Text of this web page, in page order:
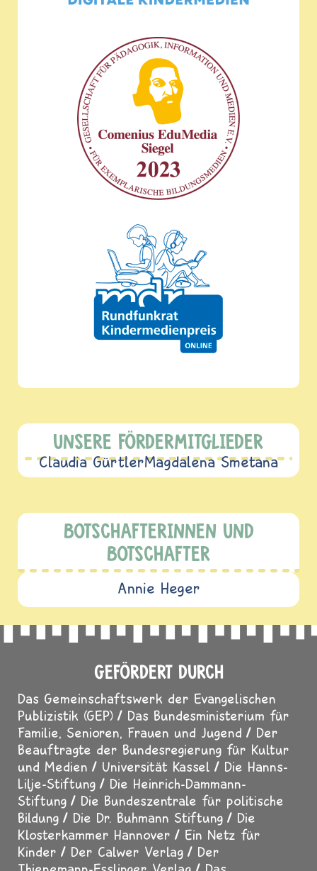
UNSERE FÖRDERMITGLIEDER
Claudia GürtlerMagdalena Smetana
BOTSCHAFTERINNEN UND
BOTSCHAFTER
Annie Heger
GEFÖRDERT DURCH
Das Gemeinschaftswerk der Evangelischen
Publizistik (GEP)
Das Bundesministerium für
Familie, Senioren, Frauen und Jugend
Der
Beauftragte der Bundesregierung für Kultur
und Medien
Universität Kassel
Die Hanns-
Lilje-Stiftung
Die Heinrich-Dammann-
Stiftung
Die Bundeszentrale für politische
Bildung
Die Dr. Buhmann Stiftung
Die
Klosterkammer Hannover
Ein Netz für
Kinder
Der Calwer Verlag
Der